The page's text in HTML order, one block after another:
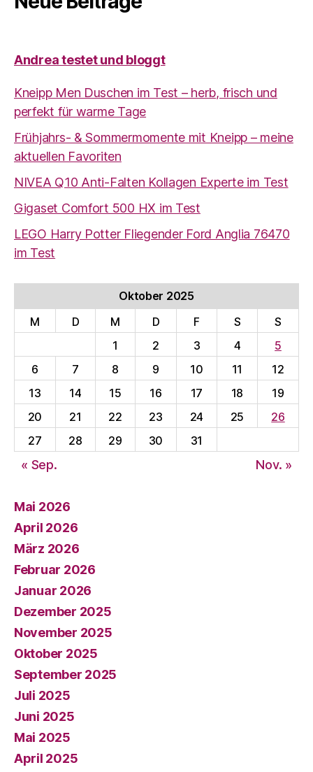
Andrea testet und bloggt
Kneipp Men Duschen im Test – herb, frisch und
perfekt für warme Tage
Frühjahrs- & Sommermomente mit Kneipp – meine
aktuellen Favoriten
NIVEA Q10 Anti-Falten Kollagen Experte im Test
Gigaset Comfort 500 HX im Test
LEGO Harry Potter Fliegender Ford Anglia 76470
im Test
Oktober 2025
M
D M D F S
S
1
2 3 4
5
6
7 8 9 10 11
12
13
14 15 16 17 18
19
20
21 22 23 24 25
26
27
28 29 30 31
« Sep. Nov. »
Mai 2026
April 2026
März 2026
Februar 2026
Januar 2026
Dezember 2025
November 2025
Oktober 2025
September 2025
Juli 2025
Juni 2025
Mai 2025
April 2025